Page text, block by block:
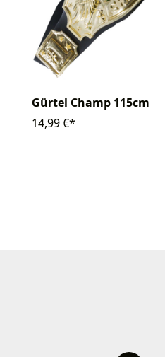
Gürtel Champ 115cm
14,99 €*